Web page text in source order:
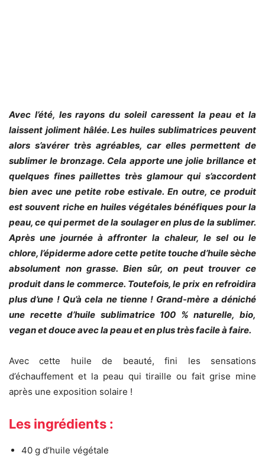
Avec l’été, les rayons du soleil caressent la peau et la
laissent joliment hâlée. Les huiles sublimatrices peuvent
alors s’avérer très agréables, car elles permettent de
sublimer le bronzage. Cela apporte une jolie brillance et
quelques fines paillettes très glamour qui s’accordent
bien avec une petite robe estivale. En outre, ce produit
est souvent riche en huiles végétales bénéfiques pour la
peau, ce qui permet de la soulager en plus de la sublimer.
Après une journée à affronter la chaleur, le sel ou le
chlore, l’épiderme adore cette petite touche d’huile sèche
absolument non grasse. Bien sûr, on peut trouver ce
produit dans le commerce. Toutefois, le prix en refroidira
plus d’une ! Qu’à cela ne tienne ! Grand-mère a déniché
une recette d’huile sublimatrice 100 % naturelle, bio,
vegan et douce avec la peau et en plus très facile à faire.
Avec cette huile de beauté, fini les sensations
d’échauffement et la peau qui tiraille ou fait grise mine
après une exposition solaire !
Les ingrédients :
40 g d’huile végétale